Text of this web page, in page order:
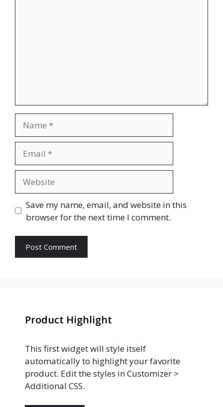
Save my name, email, and website in this
browser for the next time I comment.
Product Highlight
This first widget will style itself
automatically to highlight your favorite
product. Edit the styles in Customizer >
Additional CSS.